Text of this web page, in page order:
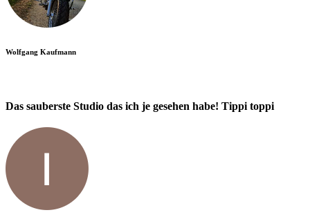
Wolfgang Kaufmann
Das sauberste Studio das ich je gesehen habe! Tippi toppi